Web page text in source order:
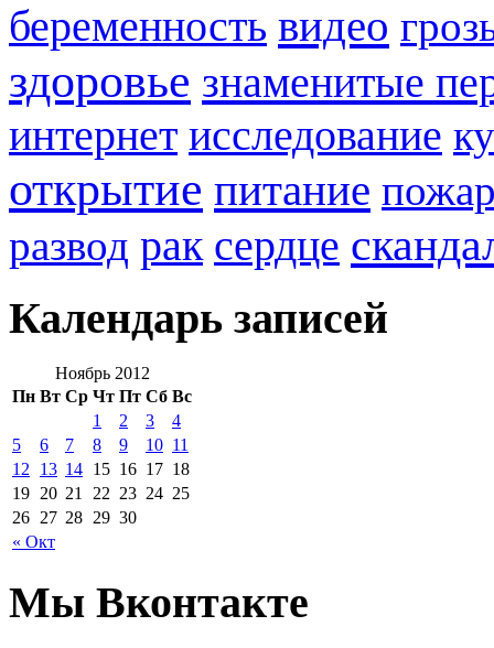
беременность видео
здоровье знаменитые
интернет исследование
открытие питание
развод рак сердце
Календарь записей
Ноябрь 2012
Пн Вт Ср Чт Пт Сб Вс
« Окт
1 2 3
4
5
6 7 8 9 10 11
12 13 14 15 16 17 18
19 20 21 22 23 24 25
26 27 28 29 30
Мы Вконтакте